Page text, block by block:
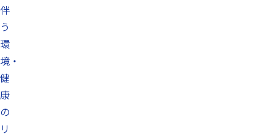
伴
う
環
境・
健
康
の
リ